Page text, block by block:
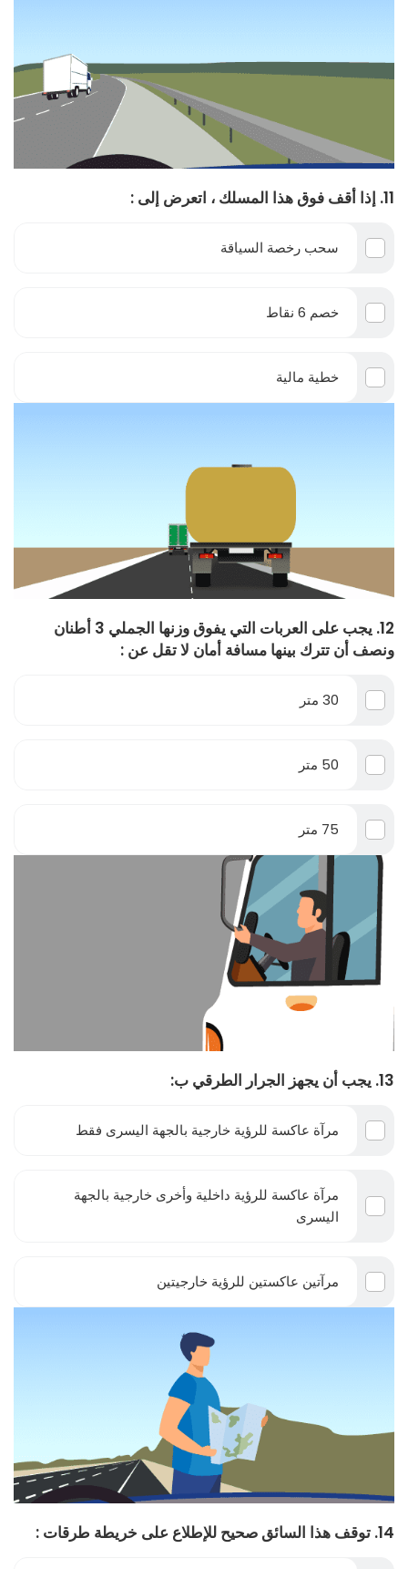
11. إذا أقف فوق هذا المسلك ، اتعرض إلى :
سحب رخصة السياقة
خصم 6 نقاط
خطية مالية
12. يجب على العربات التي يفوق وزنها الجملي 3 أطنان
ونصف أن تترك بينها مسافة أمان لا تقل عن :
30 متر
50 متر
75 متر
13. يجب أن يجهز الجرار الطرقي ب:
مرآة عاكسة للرؤية خارجية بالجهة اليسرى فقط
مرآة عاكسة للرؤية داخلية وأخرى خارجية بالجهة
اليسرى
مرآتين عاكستين للرؤية خارجيتين
14. توقف هذا السائق صحيح للإطلاع على خريطة طرقات :